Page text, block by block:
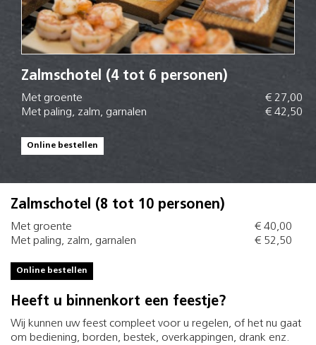
Zalmschotel (4 tot 6 personen)
Met groente
Met paling, zalm, garnalen
€ 27,00
€ 42,50
Online bestellen
Zalmschotel (8 tot 10 personen)
Met groente
Met paling, zalm, garnalen
€ 40,00
€ 52,50
Online bestellen
Heeft u binnenkort een feestje?
Wij kunnen uw feest compleet voor u regelen, of het nu gaat
om bediening, borden, bestek, overkappingen, drank enz.